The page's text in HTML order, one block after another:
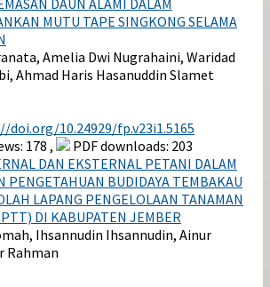
MUTU TAPE SINGKONG SELAMA
Amelia Dwi Nugrahaini, Waridad
Ahmad Haris Hasanuddin Slamet
doi.org/10.24929/fp.v23i1.5165
178 ,
PDF downloads: 203
DAN EKSTERNAL PETANI DALAM
PENGETAHUAN BUDIDAYA TEMBAKAU
LAPANG PENGELOLAAN TANAMAN
DI KABUPATEN JEMBER
Ihsannudin Ihsannudin, Ainur
Rahman